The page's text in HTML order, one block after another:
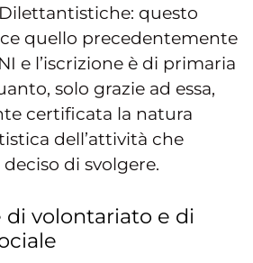
questo
quello precedentemente
e l’iscrizione è di primaria
solo grazie ad essa,
certificata la natura
dell’attività che
deciso di svolgere.
di volontariato e di